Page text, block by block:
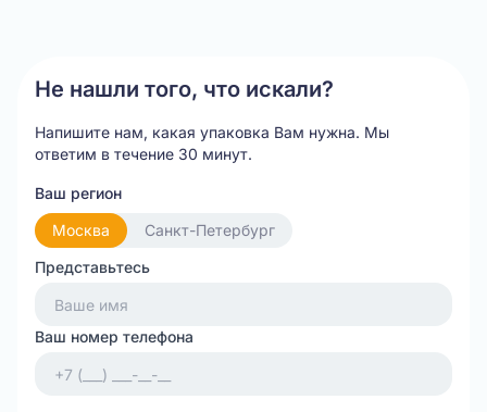
Не нашли того, что искали?
Напишите нам, какая упаковка Вам нужна. Мы
ответим в течение 30 минут.
Ваш регион
Москва
Санкт-Петербург
Представьтесь
Ваш номер телефона